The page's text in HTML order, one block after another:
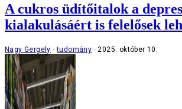
A cukros üdítőitalok a
kialakulásáért is felelősek
Nagy Gergely tudomány 2025. október 10.